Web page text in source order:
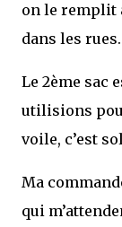
on le remplit
dans les rues.
Le 2ème sac
utilisions
voile, c’est
Ma
qui